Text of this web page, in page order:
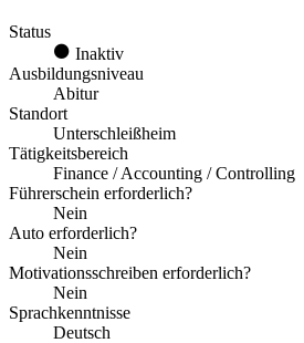
Status
Inaktiv
Ausbildungsniveau
Abitur
Standort
Unterschleißheim
Tätigkeitsbereich
Finance / Accounting / Controlling
Führerschein erforderlich?
Nein
Auto erforderlich?
Nein
Motivationsschreiben erforderlich?
Nein
Sprachkenntnisse
Deutsch